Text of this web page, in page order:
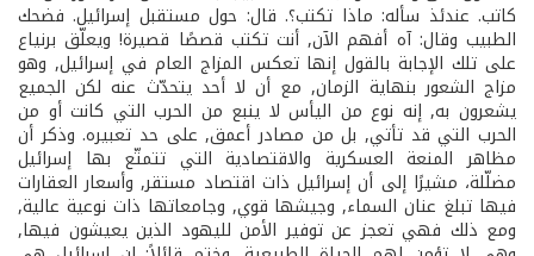
كاتب‏.‏ عندئذ سأله‏:‏ ماذا تكتب؟‏.‏ قال‏:‏ حول مستقبل إسرائيل‏.‏ فضحك
الطبيب‏‏ وقال‏:‏ آه أفهم الآن‏,‏ أنت تكتب قصصًا قصيرة‏!‏ ويعلّق برنياع
على تلك الإجابة بالقول إنها تعكس المزاج العام في إسرائيل‏,‏ وهو
مزاج الشعور بنهاية الزمان‏,‏ مع أن لا أحد يتحدّث عنه لكن الجميع
يشعرون به‏,‏ إنه نوع من اليأس لا ينبع من الحرب التي كانت أو من
الحرب التي قد تأتي‏,‏ بل من مصادر أعمق‏,‏ على حد تعبيره‏.‏ وذكر أن
مظاهر المنعة العسكرية والاقتصادية التي تتمتّع بها إسرائيل
مضلّلة‏،‏ مشيرًا إلى أن إسرائيل ذات اقتصاد مستقر‏,‏ وأسعار العقارات
فيها تبلغ عنان السماء‏,‏ وجيشها قوي‏,‏ وجامعاتها ذات نوعية عالية‏,‏
ومع ذلك فهي تعجز عن توفير الأمن لليهود الذين يعيشون فيها‏,‏